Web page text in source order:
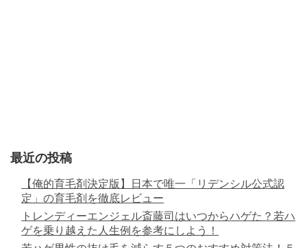
最近の投稿
【俺的育毛剤決定版】日本で唯一「リデンシル公式認
定」の育毛剤を徹底レビュー
トレンディーエンジェル斎藤司はいつからハゲた？若ハ
ゲを乗り越えた人生例を参考にしよう！